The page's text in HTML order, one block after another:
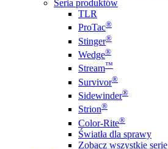
Seria produktów
TLR
ProTac®
Stinger®
Wedge®
Stream™
Survivor®
Sidewinder®
Strion®
Color-Rite®
Światła dla sprawy
Zobacz wszystkie serie